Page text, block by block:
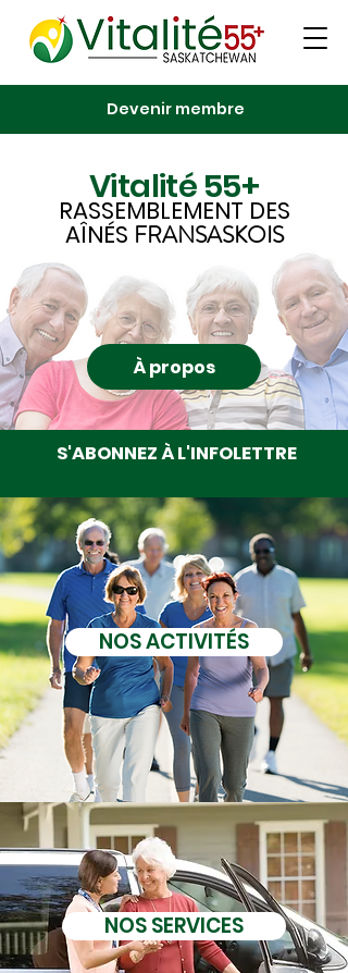
Devenir membre
Vitalité 55+
RASSEMBLEMENT DES
AÎNÉS FRANSASKOIS
À propos
S'ABONNEZ À L'INFOLETTRE
NOS ACTIVITÉS
NOS SERVICES